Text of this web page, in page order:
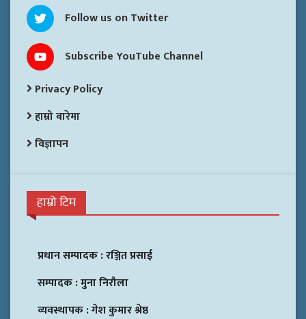
Follow us on Twitter
Subscribe YouTube Channel
Privacy Policy
हाम्रो बारेमा
विज्ञापन
हाम्रो टिम
प्रधान सम्पादक :रञ्जित प्रसाई
सम्पादक :मुना निरौला
व्यवस्थापक :गेश कुमार श्रेष्ठ